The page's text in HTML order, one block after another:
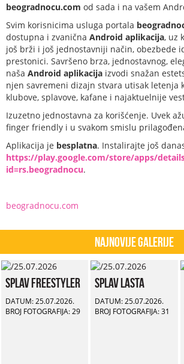
beogradnocu.com od sada i na vašem
Svim korisnicima usluga portala
dostupna i zvanična Android aplikacija, uz
još brži i još jednostavniji način, obezbede
prestonici. Savršeno brza, jednostavnog,
naša Android aplikacija izvodi snažan
njen savremeni dizajn stvara utisak letenja
klubove, splavove, kafane i najaktuelnije
Izuzetno jednostavna za korišćenje. Uvek
finger friendly i u svakom smislu
Aplikacija je besplatna. Instalirajte još
https://play.google.com/store/apps/
id=rs.beogradnocu.
beogradnocu.com
Najnovije Galerije
Splav Freestyler
DATUM: 25.07.2026.
BROJ FOTOGRAFIJA: 29
Splav Lasta
DATUM: 25.07.2026.
BROJ FOTOGRAFIJA: 31